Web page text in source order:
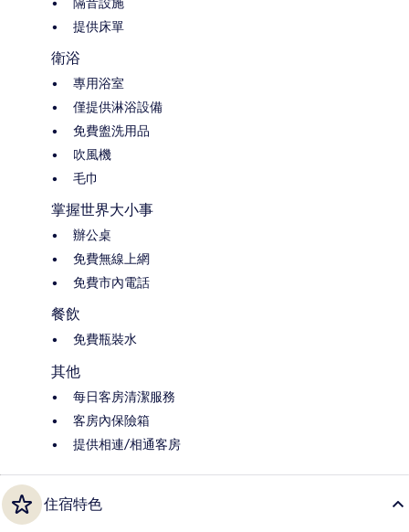
提供床單
衛浴
專用浴室
僅提供淋浴設備
免費盥洗用品
吹風機
毛巾
掌握世界大小事
辦公桌
免費無線上網
免費市內電話
餐飲
免費瓶裝水
其他
每日客房清潔服務
客房內保險箱
提供相連/相通客房
住宿特色